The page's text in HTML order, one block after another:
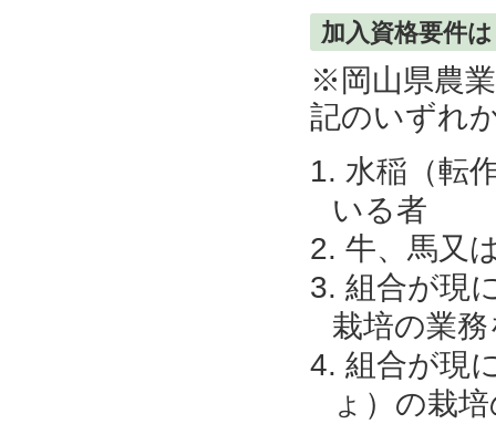
加入資格要件は
※岡山県農
記のいずれ
水稲（転
いる者
牛、馬又
組合が現
栽培の業
組合が現
ょ）の栽